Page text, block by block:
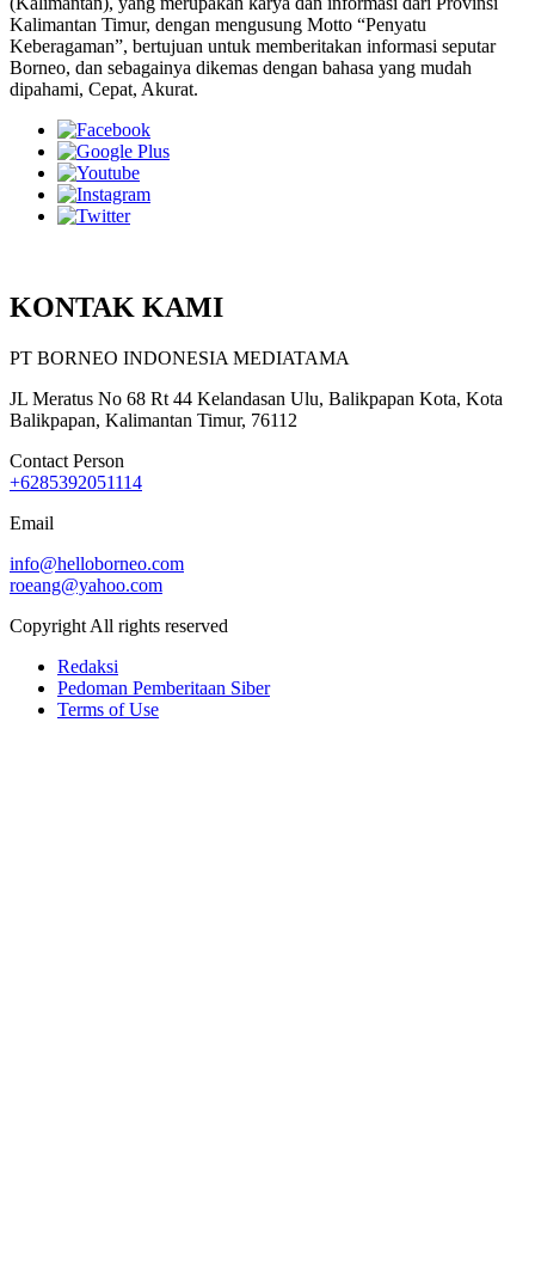
Kalimantan Timur, dengan mengusung Motto “Penyatu
Keberagaman”, bertujuan untuk memberitakan informasi seputar
Borneo, dan sebagainya dikemas dengan bahasa yang mudah
dipahami, Cepat, Akurat.
KONTAK KAMI
PT BORNEO INDONESIA MEDIATAMA
JL Meratus No 68 Rt 44 Kelandasan Ulu, Balikpapan Kota, Kota
Balikpapan, Kalimantan Timur, 76112
Contact Person
+6285392051114
Email
info@helloborneo.com
roeang@yahoo.com
Copyright All rights reserved
Redaksi
Pedoman Pemberitaan Siber
Terms of Use